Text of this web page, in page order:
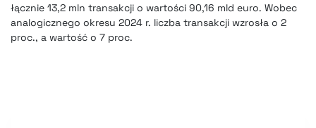
łącznie 13,2 mln transakcji o wartości 90,16 mld euro. Wobec
analogicznego okresu 2024 r. liczba transakcji wzrosła o 2
proc., a wartość o 7 proc.